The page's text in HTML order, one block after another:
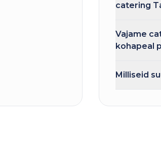
catering
Vajame
kohapeal
Milliseid